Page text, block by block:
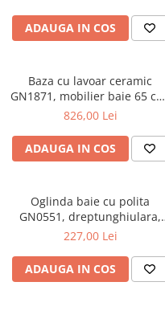
ADAUGA IN COS
Baza cu lavoar ceramic
GN1871, mobilier baie 65 cm,
front MDF, 1 sertar, 1 usa,
manere cromate, alb
826,00 Lei
ADAUGA IN COS
Oglinda baie cu polita
GN0551, dreptunghiulara,
PAL, 70 cm, alb
227,00 Lei
ADAUGA IN COS